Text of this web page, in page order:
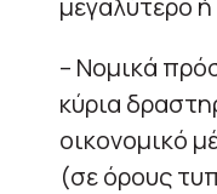
– Νομικά
κύρια
οικονομικό
(σε όρους